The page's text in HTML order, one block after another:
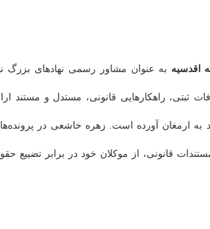
اقدسیه به عنوان مشاور رسمی نهادهای بزرگ
ثبتی، راهکارهایی قانونی، مستدل و مستند
به ارمغان آورده است. زهره خاشعی در
قانونی، از موکلان خود در برابر تضییع